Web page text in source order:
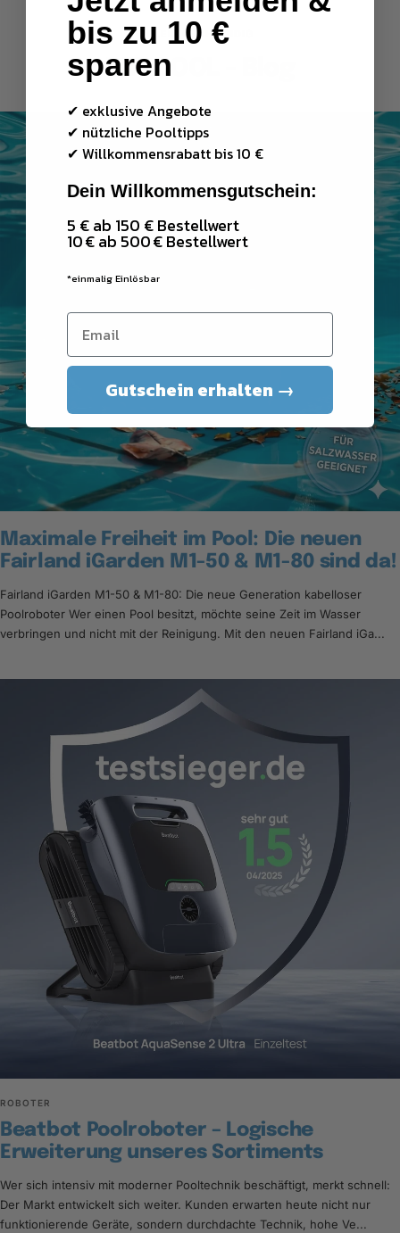
BLEIB GSCHMEIDIG
DIFI POOL - Blog
Maximale Freiheit im Pool: Die neuen
Fairland iGarden M1-50 & M1-80 sind da!
Fairland iGarden M1-50 & M1-80: Die neue Generation kabelloser
Poolroboter Wer einen Pool besitzt, möchte seine Zeit im Wasser
verbringen und nicht mit der Reinigung. Mit den neuen Fairland iGa...
ROBOTER
Beatbot Poolroboter – Logische
Erweiterung unseres Sortiments
Wer sich intensiv mit moderner Pooltechnik beschäftigt, merkt schnell:
Der Markt entwickelt sich weiter. Kunden erwarten heute nicht nur
funktionierende Geräte, sondern durchdachte Technik, hohe Ve...
bis zu 10 €
sparen
✔ exklusive Angebote
✔ nützliche Pooltipps
✔ Willkommensrabatt bis 10 €
Dein Willkommensgutschein:
5 € ab 150 € Bestellwert
10 € ab 500 € Bestellwert
*einmalig Einlösbar
Gutschein erhalten →